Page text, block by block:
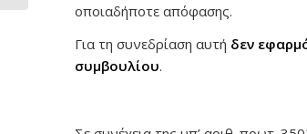
οποιαδήποτε απόφασης.
Για τη συνεδρίαση αυτή δεν
συμβουλίου.